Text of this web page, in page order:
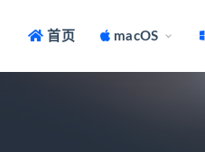
首页 macOS